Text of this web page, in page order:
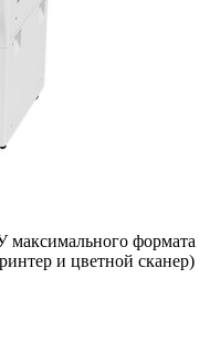
формата
и цветной сканер)